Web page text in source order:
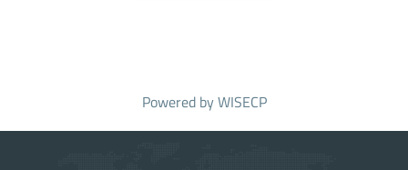
Powered byWISECP